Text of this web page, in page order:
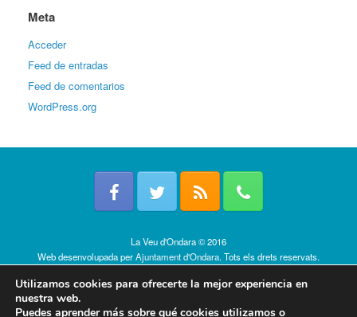
Meta
Acceder
Feed de entradas
Feed de comentarios
WordPress.org
La Veu d'Ondara © 2016
Web desenvolupada perAjuntament d'Ondara. Tots els drets reservats.
Utilizamos cookies para ofrecerte la mejor experiencia en
nuestra web.
Puedes aprender más sobre qué cookies utilizamos o